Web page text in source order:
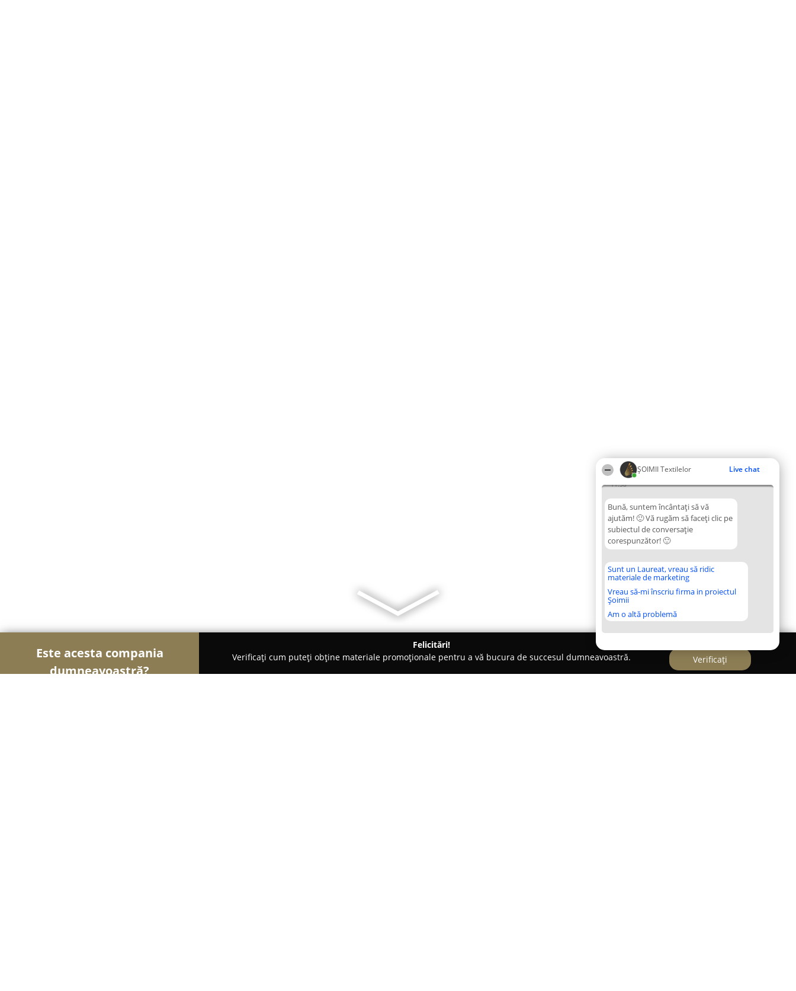
ȘOIMII Textilelor Live chat
11:58
Bună, suntem încântați să vă
ajutăm! 🙂 Vă rugăm să faceți clic pe
subiectul de conversație
corespunzător! 🙂
Sunt un Laureat, vreau să ridic
materiale de marketing
Vreau să-mi înscriu firma in proiectul
Șoimii
Am o altă problemă
Este acesta compania
dumneavoastră?
Felicitări!
Verificați cum puteți obține materiale promoționale pentru a vă bucura de succesul dumneavoastră.
Verificați